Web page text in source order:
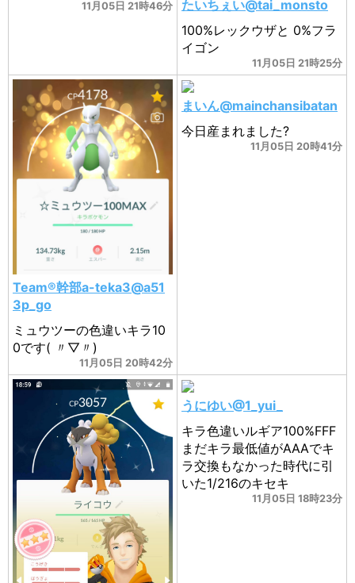
11月05日 21時46分
たいちぇい@tai_monsto
100%レックウザと 0%フラ
イゴン
11月05日 21時25分
Team®️幹部a-teka3@a51
3p_go
ミュウツーの色違いキラ10
0です( 〃▽〃)
11月05日 20時42分
まいん@mainchansibatan
今日産まれました?
11月05日 20時41分
うにゆい@1_yui_
キラ色違いルギア100%FFF
まだキラ最低値がAAAでキ
ラ交換もなかった時代に引
いた1/216のキセキ
11月05日 18時23分